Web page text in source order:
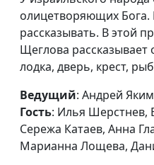
олицетворяющих
рассказывать. В этой
Щеглова рассказывает
лодка, дверь, крест,
Ведущий: Андрей
Гость: Илья Шерстнев,
Сережа Катаев, Анна
Марианна Лощева,
Давай ругаться